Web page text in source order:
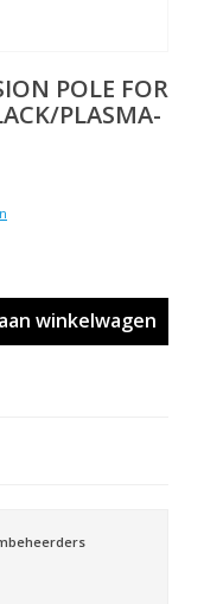
POLE FOR
PLASMA-
winkelwagen